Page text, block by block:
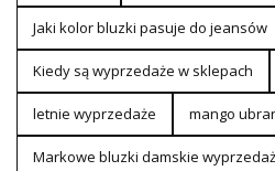
Jaki kolor bluzki pasuje do jeansów
Kiedy są wyprzedaże w sklepach
letnie wyprzedaże mango
Markowe bluzki damskie wyprzedaż